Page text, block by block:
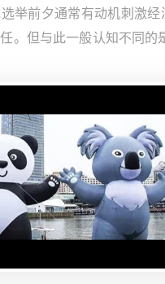
举前夕通常有动机刺激经
。但与此一般认知不同的
现在总统选举周期的第1-3
周期的第3-4年。为了解释
朗经济增长波动，归纳了
视角，并分别评析了它们
伊朗后霍梅尼时期最高领
中心，构建了对选举周期
最后，以拉夫桑贾尼总统